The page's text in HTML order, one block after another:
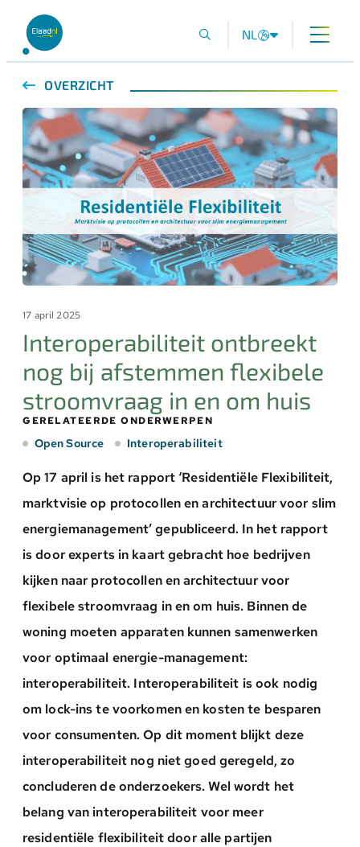
NL
OVERZICHT
17 april 2025
Interoperabiliteit ontbreekt
nog bij afstemmen flexibele
stroomvraag in en om huis
GERELATEERDE ONDERWERPEN
Open Source Interoperabiliteit
Op 17 april is het rapport ‘Residentiële Flexibiliteit,
marktvisie op protocollen en architectuur voor slim
energiemanagement’ gepubliceerd. In het rapport
is door experts in kaart gebracht hoe bedrijven
kijken naar protocollen en architectuur voor
flexibele stroomvraag in en om huis. Binnen de
woning moeten apparaten kunnen samenwerken
voor optimaal energie-management:
interoperabiliteit. Interoperabiliteit is ook nodig
om lock-ins te voorkomen en kosten te besparen
voor consumenten. Op dit moment blijkt deze
interoperabiliteit nog niet goed geregeld, zo
concluderen de onderzoekers. Wel wordt het
belang van interoperabiliteit voor meer
residentiële flexibiliteit door alle partijen